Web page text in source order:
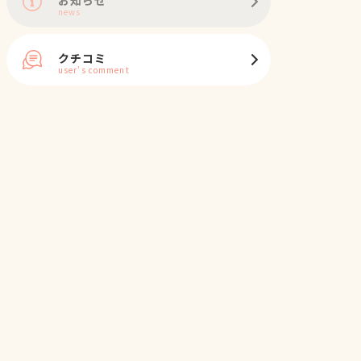
news
クチコミ
user's comment